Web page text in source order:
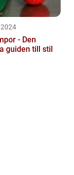
- Den
guiden till stil